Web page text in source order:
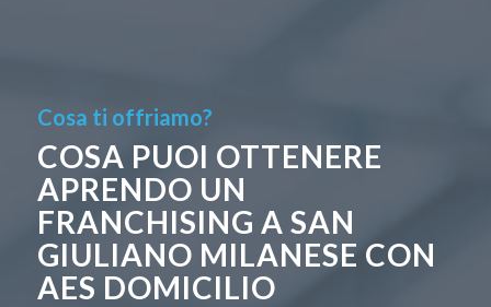
Cosa ti offriamo?
COSA PUOI OTTENERE
APRENDO UN
FRANCHISING A SAN
GIULIANO MILANESE CON
AES DOMICILIO